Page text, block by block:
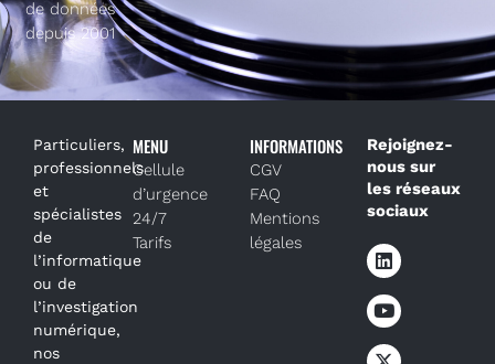
de données
depuis 2001
Particuliers,
professionnels
et
spécialistes
de
l’informatique
ou de
l’investigation
numérique,
nos
MENU
Cellule
d’urgence
24/7
Tarifs
INFORMATIONS
CGV
FAQ
Mentions
légales
Rejoignez-
nous sur
les réseaux
sociaux